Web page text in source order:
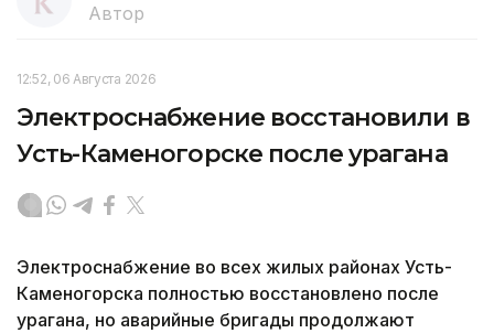
Автор
12:52, 06 Августа 2026
Электроснабжение восстановили в
Усть-Каменогорске после урагана
Электроснабжение во всех жилых районах Усть-
Каменогорска полностью восстановлено после
урагана, но аварийные бригады продолжают